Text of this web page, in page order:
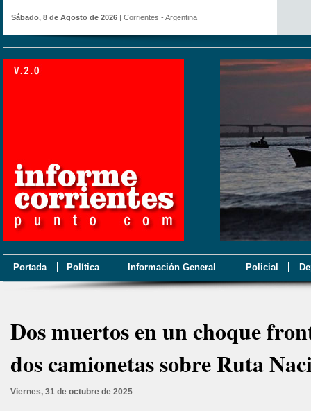
Sábado, 8 de Agosto de 2026 | Corrientes - Argentina
Portada Política Información General Policial
Dos muertos en un choque
dos camionetas sobre Ruta
Viernes, 31 de octubre de 2025